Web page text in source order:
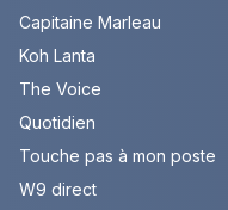
Capitaine Marleau
Koh Lanta
The Voice
Quotidien
Touche pas à mon poste
W9 direct